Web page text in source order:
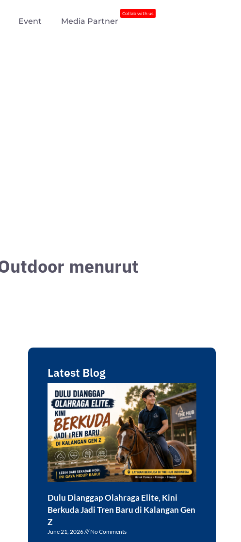
Event Media Partner
Collab with us
menurut
Latest Blog
Dulu Dianggap Olahraga Elite, Kini
Berkuda Jadi Tren Baru di Kalangan Gen
Z
June 21, 2026 No Comments